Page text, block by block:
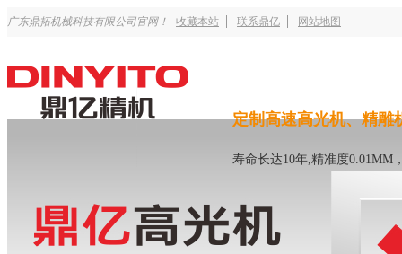
广东鼎拓机械科技有限公司官网！ 收藏本站 联系鼎亿 网站地图
定制高速高光机、精雕
寿命长达10年,精准度0.01MM